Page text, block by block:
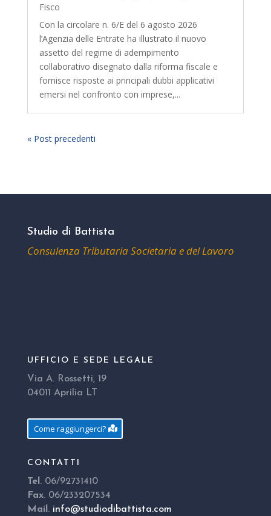
Fisco
Con la circolare n. 6/E del 6 agosto 2026
l’Agenzia delle Entrate ha illustrato il nuovo
assetto del regime di adempimento
collaborativo disegnato dalla riforma fiscale e
fornisce risposte ai principali dubbi applicativi
emersi nel confronto con imprese,...
« Post precedenti
Studio di Battista
Consulenza Tributaria Societaria e del Lavoro
UFFICIO E SEDE LEGALE
Via A. Rossetti, 19
04011 Aprilia LT
Come raggiungerci?
CONTATTI
Tel . 06/92731410
Fax. 06/233207534
Mail . info@studiodibattista.com